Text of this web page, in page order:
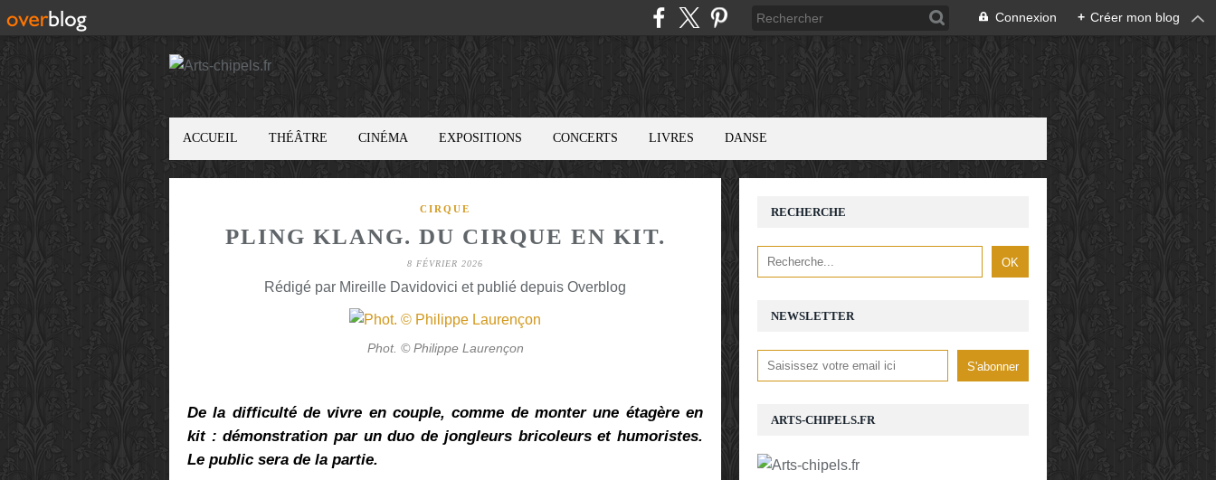
Connexion + Créer mon blog
ACCUEIL THÉÂTRE CINÉMA EXPOSITIONS CONCERTS LIVRES DANSE
CIRQUE
PLING KLANG. DU CIRQUE EN KIT.
8 FÉVRIER 2026
Rédigé par Mireille Davidovici et publié depuis Overblog
Phot. © Philippe Laurençon
De la difficulté de vivre en couple, comme de monter une étagère en
kit : démonstration par un duo de jongleurs bricoleurs et humoristes.
Le public sera de la partie.
NEWSLETTER
RECHERCHE
ARTS-CHIPELS.FR